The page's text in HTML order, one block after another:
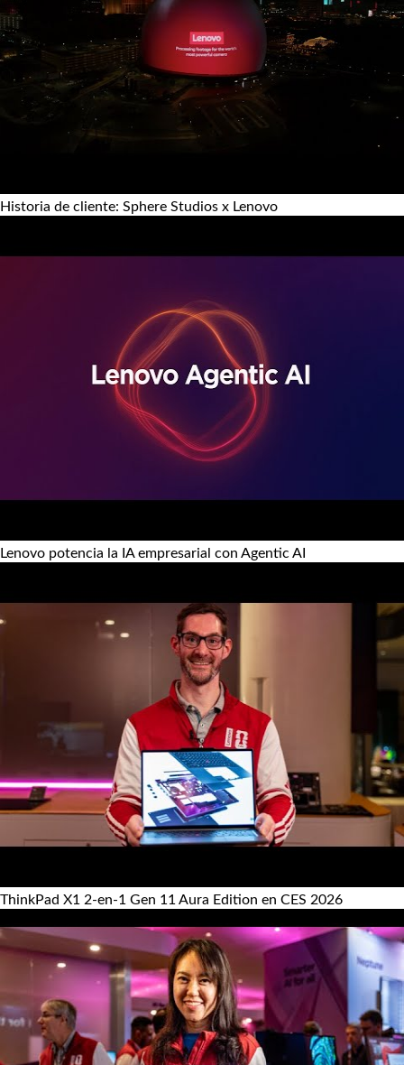
Historia de cliente: Sphere Studios x Lenovo
Lenovo potencia la IA empresarial con Agentic AI
ThinkPad X1 2-en-1 Gen 11 Aura Edition en CES 2026